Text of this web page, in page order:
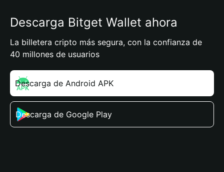
Descarga Bitget Wallet ahora
La billetera cripto más segura, con la confianza de
40 millones de usuarios
Descarga de Android APK
Descarga de Google Play